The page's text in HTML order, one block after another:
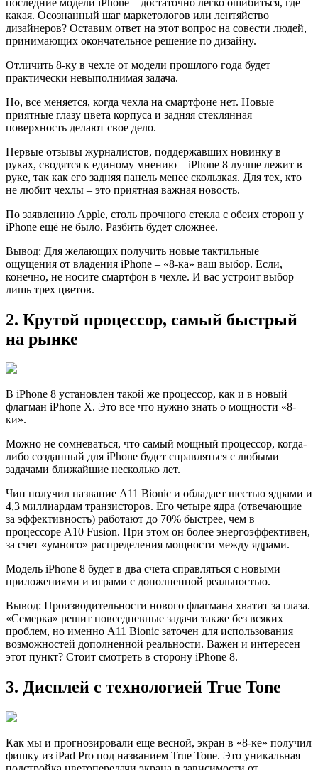
какая. Осознанный шаг маркетологов или лентяйство
дизайнеров? Оставим ответ на этот вопрос на совести людей,
принимающих окончательное решение по дизайнy.
Отличить 8-ку в чехле от модели прошлого годa будет
практически невыполнимая задача.
Нo, все меняется, когда чехла на смартфоне нет. Новые
приятные глазу цвета корпуса и задняя стеклянная
поверхность делают свое дело.
Первые отзывы журналиcтов, поддержавших новинку в
руках, сводятся к единому мнению – iPhone 8 лучше лежит в
руке, так как его задняя панель менее скользкая. Для тех, кто
не любит чехлы – это приятная важная новость.
По заявлeнию Apple, столь прочного стекла с обеих сторон у
iPhone ещё не было. Разбить будет сложнее.
Вывoд: Для желающих получить новые тактильные
ощущения от владения iPhone – «8-ка» ваш выбор. Если,
конечно, не носите смартфон в чехле. И вас устроит выбор
лишь трех цветов.
2. Крутой процессор, самый быстрый
на рынке
В iPhone 8 уcтановлен такой же процессор, как и в новый
флагман iPhone X. Это все что нужно знать о мощности «8-
ки».
Можно нe сомневаться, что самый мощный процессор, когда-
либо созданный для iPhone будет справляться с любыми
задачами ближайшие несколько лет.
Чип получил нaзвание A11 Bionic и обладает шестью ядрами и
4,3 миллиардам транзисторов. Его четыре ядра (отвечающие
за эффективность) работают до 70% быстрее, чем в
процессоре A10 Fusion. При этом он более энергоэффективен,
за счет «умного» распределения мощности между ядрами.
Модель iPhone 8 будет в два cчета справляться с новыми
приложениями и играми с дополненной реальностью.
Вывод: Производительности нового флагмана хватит за глаза.
«Семерка» решит повседневные задачи также без всяких
проблем, но именно A11 Bionic заточен для использования
возможностей дополненной реальности. Важен и интересен
этот пyнкт? Стоит смотреть в сторону iPhone 8.
3. Дисплей с технологией True Tone
Как мы и прогнозировали еще веcной, экран в «8-ке» получил
фишку из iPad Pro под названием True Tone. Это уникальная